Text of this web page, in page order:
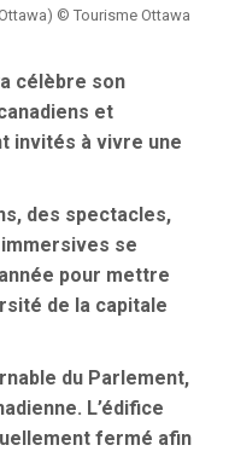
© Tourisme Ottawa
célèbre son
et
invités à vivre une
des spectacles,
se
pour mettre
de la capitale
du Parlement,
L’édifice
fermé afin